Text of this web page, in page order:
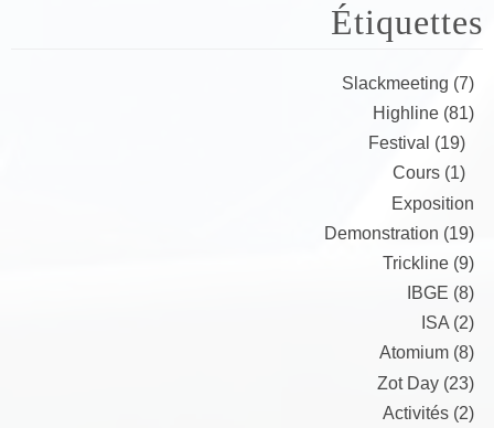
Étiquettes
Slackmeeting (7)
Highline (81)
Festival (19)
Cours (1)
Exposition
Demonstration (19)
Trickline (9)
IBGE (8)
ISA (2)
Atomium (8)
Zot Day (23)
Activités (2)